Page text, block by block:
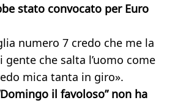
stato convocato per Euro
numero 7 credo che me la
gente che salta l’uomo come
mica tanta in giro».
il favoloso” non ha